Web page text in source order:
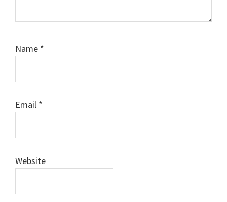
Name *
Email *
Website